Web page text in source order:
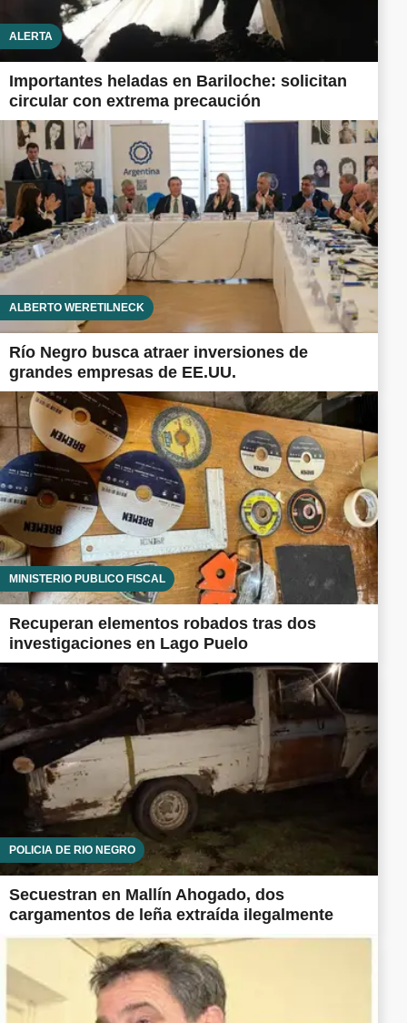
ALERTA
Importantes heladas en Bariloche: solicitan
circular con extrema precaución
ALBERTO WERETILNECK
Río Negro busca atraer inversiones de
grandes empresas de EE.UU.
MINISTERIO PÚBLICO FISCAL
Recuperan elementos robados tras dos
investigaciones en Lago Puelo
POLICÍA DE RÍO NEGRO
Secuestran en Mallín Ahogado, dos
cargamentos de leña extraída ilegalmente